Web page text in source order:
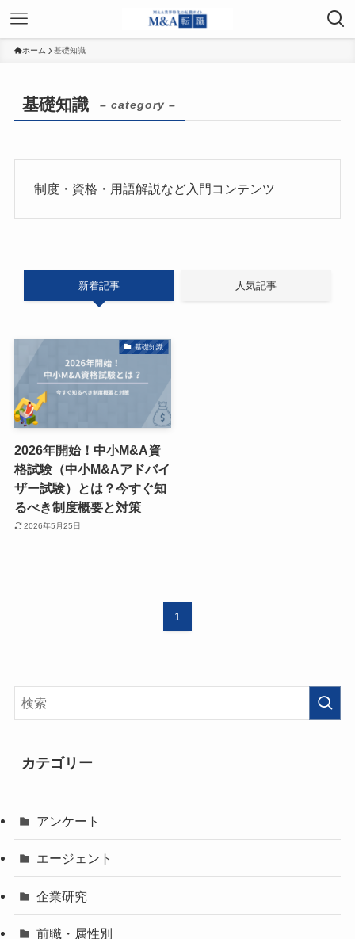
ホーム 基礎知識
基礎知識 – category –
制度・資格・用語解説など入門コンテンツ
新着記事 人気記事
基礎知識
2026年開始！中小M&A資
格試験（中小M&Aアドバイ
ザー試験）とは？今すぐ知
るべき制度概要と対策
2026年5月25日
1
カテゴリー
アンケート
エージェント
企業研究
前職・属性別